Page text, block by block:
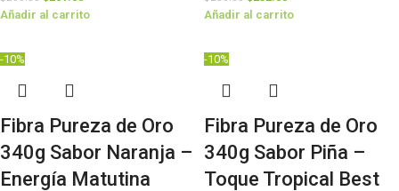
Añadir al carrito
Añadir al carrito
-10%
Fibra Pureza de Oro
340g Sabor Naranja –
Energía Matutina
-10%
Fibra Pureza de Oro
340g Sabor Piña –
Toque Tropical Best